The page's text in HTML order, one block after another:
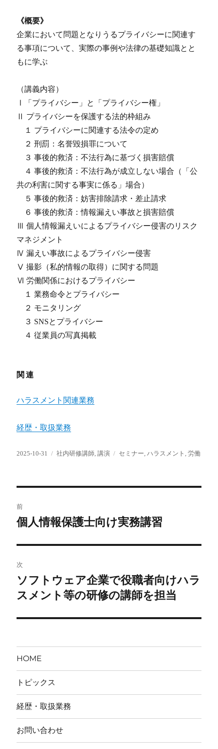
《概要》
企業において問題となりうるプライバシーに関連す
る事項について、実際の事例や法律の基礎知識とと
もに学ぶ
（講義内容）
Ⅰ「プライバシー」と「プライバシー権」
Ⅱ プライバシーを保護する法的枠組み
１ プライバシーに関連する法令の定め
２ 刑罰：名誉毀損罪について
３ 事後的救済：不法行為に基づく損害賠償
４ 事後的救済：不法行為が成立しない場合（「公
共の利害に関する事実に係る」場合）
５ 事後的救済：妨害排除請求・差止請求
６ 事後的救済：情報漏えい事故と損害賠償
Ⅲ 個人情報漏えいによるプライバシー侵害のリスク
マネジメント
Ⅳ 漏えい事故によるプライバシー侵害
Ⅴ 撮影（私的情報の取得）に関する問題
Ⅵ 労働関係におけるプライバシー
１ 業務命令とプライバシー
２ モニタリング
３ SNSとプライバシー
４ 従業員の写真掲載
関連
ハラスメント関連業務
経歴・取扱業務
投
2025-10-31
カ
社内研修講師 ,講演
タ
セミナー ,ハラスメント ,労働
稿
ビ
ゲ
ー
シ
ン
前
前
投
稿:
個人情報保護士向け実務講習
次
次
の
稿:
ソフトウェア企業で役職者向けハラ
スメント等の研修の講師を担当
HOME
トピックス
経歴・取扱業務
お問い合わせ